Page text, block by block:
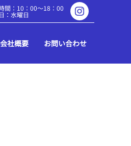
間：10：00～18：00
：水曜日
会社概要 お問い合わせ